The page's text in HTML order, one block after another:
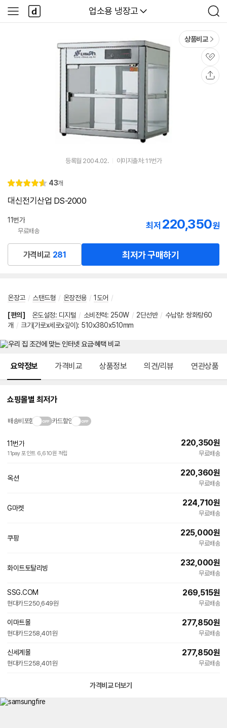
다나와
업소용 냉장고
검
색
사
이
다
나
와
상품비교
관
심
등록월 2004.02. 이미지출처: 11번가
별
점
4.
리
43개
대신전기산업 DS-2000
11번가
무료배송
최저 220,350원
가격비교 281 최저가 구매하기
온장고 / 스탠드형 / 온장전용 / 1도어 /
[편의] 온도설정: 디지털 / 소비전력: 250W / 2단선반 / 수납량: 쌍화탕60
개 / 크기(가로x세로x깊이): 510x380x510mm
요약정보 가격비교 상품정보 의견/리뷰 연관상품
쇼핑몰별 최저가
배송비포함 카드할인
11번가
11pay 포인트 6,610원 적립
220,350원
무료배송
옥션
220,360원
무료배송
G마켓
224,710원
무료배송
쿠팡
225,000원
무료배송
화이트토탈리빙
이
232,000원
무료배송
SSG.COM
현대카드250,649원
269,515원
무료배송
이마트몰
현대카드258,401원
277,850원
무료배송
신세계몰
현대카드258,401원
277,850원
무료배송
가격비교 더보기